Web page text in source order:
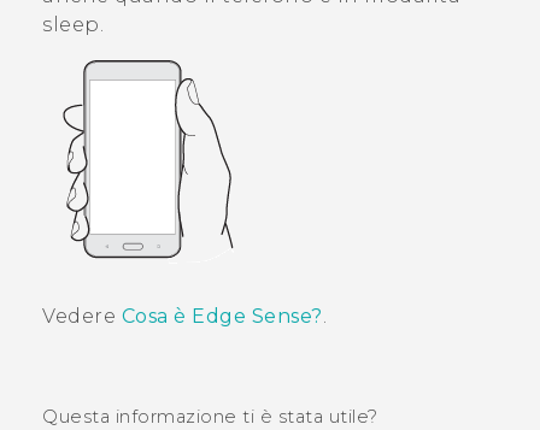
sleep.
Vedere Cosa è Edge Sense?.
Questa informazione ti è stata utile?